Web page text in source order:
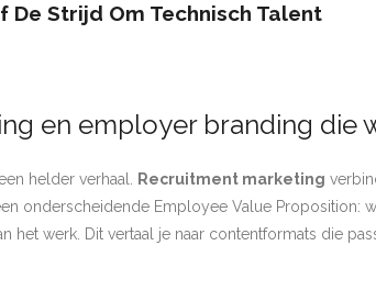
Strijd Om Technisch Talent
en employer branding die
helder verhaal. Recruitment marketing
onderscheidende Employee Value Proposition:
werk. Dit vertaal je naar contentformats die